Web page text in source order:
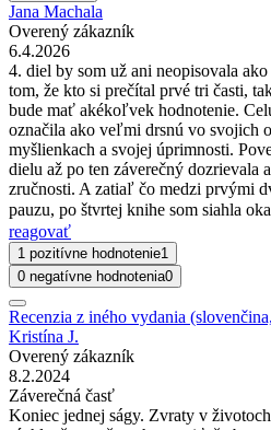
Jana Machala
Overený zákazník
6.4.2026
4. diel by som už ani neopisovala
tom, že kto si prečítal prvé tri časti,
bude mať akékoľvek hodnotenie.
označila ako veľmi drsnú vo svojich
myšlienkach a svojej úprimnosti.
dielu až po ten záverečný dozrievala
zručnosti. A zatiaľ čo medzi prvými
pauzu, po štvrtej knihe som siahla
reagovať
1 pozitívne hodnotenie1
0 negatívne hodnotenia0
Recenzia z iného vydania
Kristína J.
Overený zákazník
8.2.2024
Záverečná časť
Koniec jednej ságy. Zvraty v